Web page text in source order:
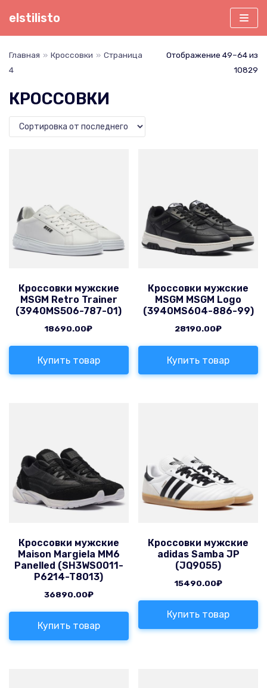
Перейти
elstilisto
Главная » Кроссовки » Страница
4
Отображение 49–64 из
10829
КРОССОВКИ
Кроссовки мужские
MSGM Retro Trainer
(3940MS506-787-01)
18690.00₽
Купить товар
Кроссовки мужские
MSGM MSGM Logo
(3940MS604-886-99)
28190.00₽
Купить товар
Кроссовки мужские
Maison Margiela MM6
Panelled (SH3WS0011-
P6214-T8013)
36890.00₽
Купить товар
Кроссовки мужские
adidas Samba JP
(JQ9055)
15490.00₽
Купить товар